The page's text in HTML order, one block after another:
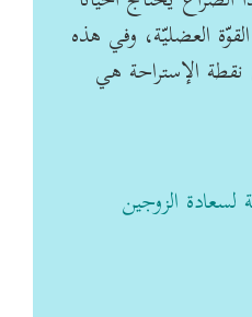
العضليّة، وفي هذه
الإستراحة هي